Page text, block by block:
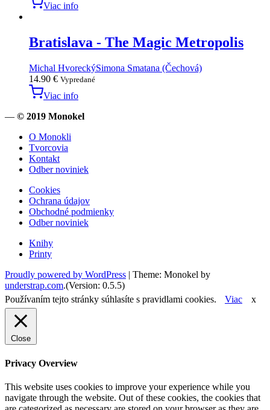
Viac info
Bratislava - The Magic Metropolis
Michal HvoreckýSimona Smatana (Čechová)
14.90 € Vypredané
Viac info
— © 2019 Monokel
O Monokli
Tvorcovia
Kontakt
Odber noviniek
Cookies
Ochrana údajov
Obchodné podmienky
Odber noviniek
Knihy
Printy
Proudly powered by WordPress | Theme: Monokel by
understrap.com.(Version: 0.5.5)
Používaním tejto stránky súhlasíte s pravidlami cookies.
Viac x
Close
Privacy Overview
This website uses cookies to improve your experience while you
navigate through the website. Out of these cookies, the cookies that